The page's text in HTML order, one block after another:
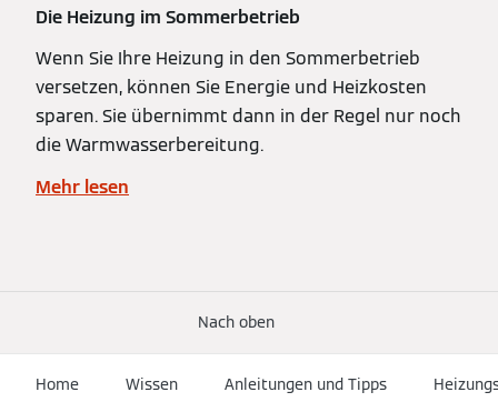
Die Heizung im Sommerbetrieb
Wenn Sie Ihre Heizung in den Sommerbetrieb
versetzen, können Sie Energie und Heizkosten
sparen. Sie übernimmt dann in der Regel nur noch
die Warmwasserbereitung.
Mehr lesen
Nach oben
Home Wissen Anleitungen und Tipps